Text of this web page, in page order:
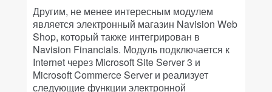
Другим, не менее интересным модулем
является электронный магазин Navision Web
Shop, который также интегрирован в
Navision Financials. Модуль подключается к
Internet через Microsoft Site Server 3 и
Microsoft Commerce Server и реализует
следующие функции электронной